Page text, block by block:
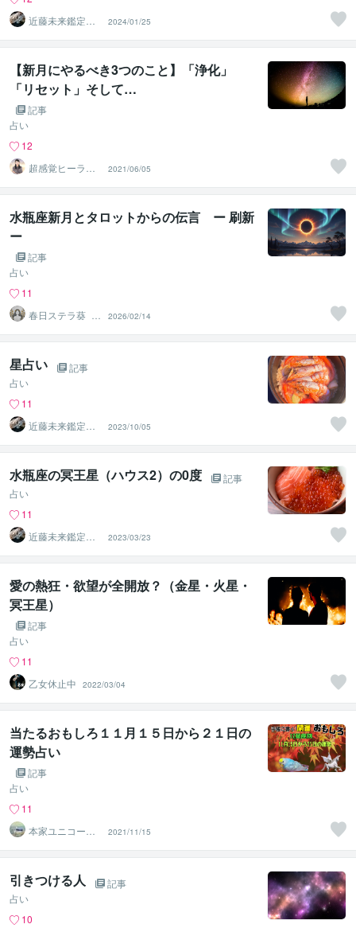
近藤未来鑑定
近藤 光 【移転
済】
2024/01/25
【新月にやるべき3つのこと】「浄化」
「リセット」そして…
記事
占い
12
超感覚ヒーラー
Honoka
2021/06/05
水瓶座新月とタロットからの伝言 ー 刷新
ー
記事
占い
11
春日ステラ葵_西
洋占星術×タロッ
ト占い
2026/02/14
星占い
記事
占い
11
近藤未来鑑定
近藤 光 【移転
済】
2023/10/05
水瓶座の冥王星（ハウス2）の0度
記事
占い
11
近藤未来鑑定
近藤 光 【移転
済】
2023/03/23
愛の熱狂・欲望が全開放？（金星・火星・
冥王星）
記事
占い
11
乙女休止中
2022/03/04
当たるおもしろ１１月１５日から２１日の
運勢占い
記事
占い
11
本家ユニコーン
の使者桜10周年
ありがとう
2021/11/15
引きつける人
記事
占い
10